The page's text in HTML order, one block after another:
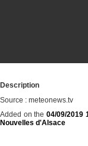
Description
Source : meteonews.tv
Added on the 04/09/2019
Nouvelles d'Alsace